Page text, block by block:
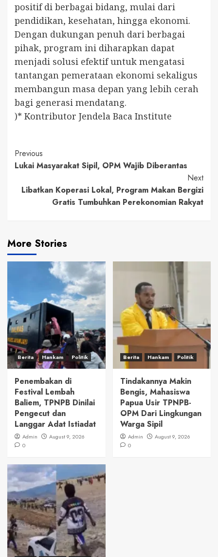
positif di berbagai bidang, mulai dari
pendidikan, kesehatan, hingga ekonomi.
Dengan dukungan penuh dari berbagai
pihak, program ini diharapkan dapat
menjadi solusi efektif untuk mengatasi
tantangan pemerataan ekonomi sekaligus
membangun masa depan yang lebih cerah
bagi generasi mendatang.
)* Kontributor Jendela Baca Institute
Continue
Reading
Previous
Lukai Masyarakat Sipil, OPM Wajib Diberantas
Next
Libatkan Koperasi Lokal, Program Makan Bergizi
Gratis Tumbuhkan Perekonomian Rakyat
More Stories
Berita Hankam Politik
Penembakan di
Festival Lembah
Baliem, TPNPB Dinilai
Pengecut dan
Langgar Adat Istiadat
Admin
August 9, 2026
0
Berita Hankam Politik
Tindakannya Makin
Bengis, Mahasiswa
Papua Usir TPNPB-
OPM Dari Lingkungan
Warga Sipil
Admin
August 9, 2026
0